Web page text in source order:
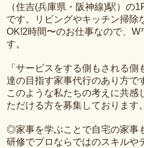
（住吉(兵庫県・阪神線)駅）の
です。リビングやキッチン掃除
OK!2時間〜のお仕事なので、
す。
「サービスをする側もされる
達の目指す家事代行のあり方で
このような私たちの考えに共感
ただける方を募集しております。
◎家事を学ぶことで自宅の家事
研修でプロならではのスキルや